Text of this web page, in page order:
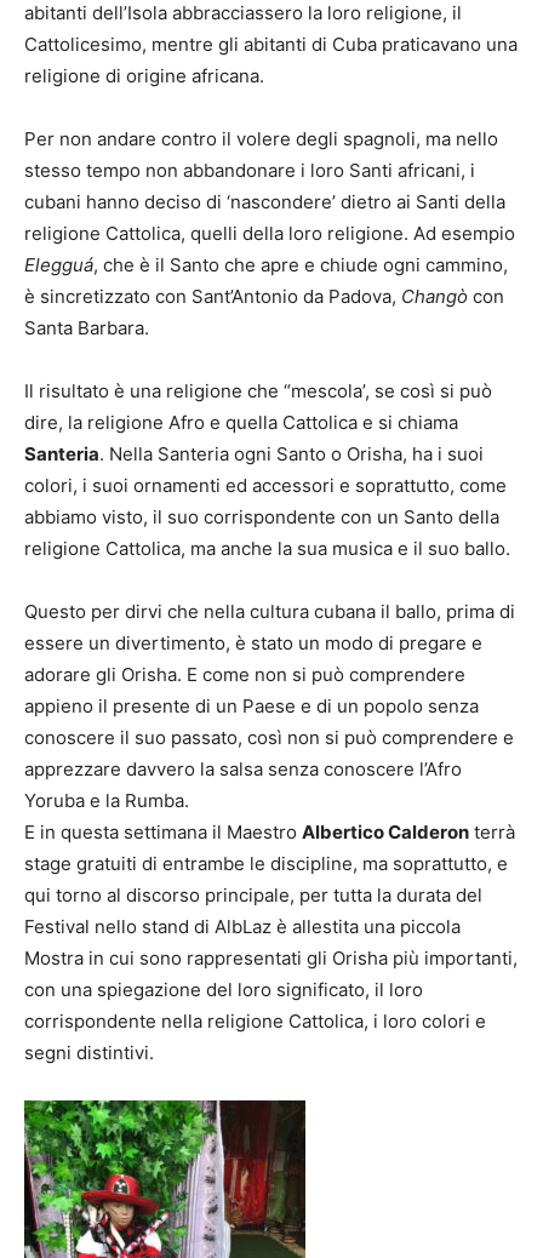
abitanti dell’Isola abbracciassero la loro religione, il
Cattolicesimo, mentre gli abitanti di Cuba praticavano una
religione di origine africana.
Per non andare contro il volere degli spagnoli, ma nello
stesso tempo non abbandonare i loro Santi africani, i
cubani hanno deciso di ‘nascondere’ dietro ai Santi della
religione Cattolica, quelli della loro religione. Ad esempio
Elegguá, che è il Santo che apre e chiude ogni cammino,
è sincretizzato con Sant’Antonio da Padova, Changò con
Santa Barbara.
Il risultato è una religione che “mescola’, se così si può
dire, la religione Afro e quella Cattolica e si chiama
Santeria. Nella Santeria ogni Santo o Orisha, ha i suoi
colori, i suoi ornamenti ed accessori e soprattutto, come
abbiamo visto, il suo corrispondente con un Santo della
religione Cattolica, ma anche la sua musica e il suo ballo.
Questo per dirvi che nella cultura cubana il ballo, prima di
essere un divertimento, è stato un modo di pregare e
adorare gli Orisha. E come non si può comprendere
appieno il presente di un Paese e di un popolo senza
conoscere il suo passato, così non si può comprendere e
apprezzare davvero la salsa senza conoscere l’Afro
Yoruba e la Rumba.
E in questa settimana il Maestro Albertico Calderon terrà
stage gratuiti di entrambe le discipline, ma soprattutto, e
qui torno al discorso principale, per tutta la durata del
Festival nello stand di AlbLaz è allestita una piccola
Mostra in cui sono rappresentati gli Orisha più importanti,
con una spiegazione del loro significato, il loro
corrispondente nella religione Cattolica, i loro colori e
segni distintivi.